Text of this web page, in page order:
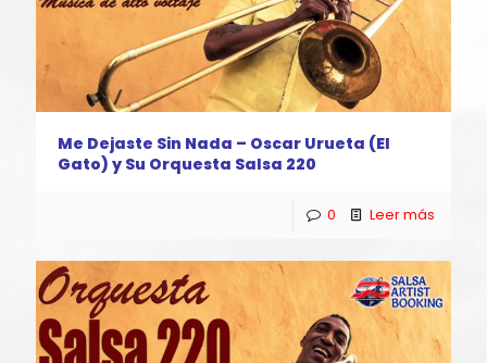
Me Dejaste Sin Nada – Oscar Urueta (El
Gato) y Su Orquesta Salsa 220
0 Leer más